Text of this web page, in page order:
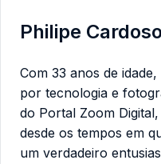
Philipe Cardoso
Com 33 anos de
por tecnologia e
do Portal Zoom
desde os tempos em
um verdadeiro